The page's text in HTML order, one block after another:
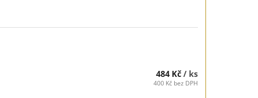
484 Kč/ ks
400 Kč bez DPH